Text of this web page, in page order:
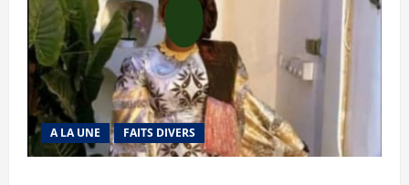
A LA UNE FAITS DIVERS